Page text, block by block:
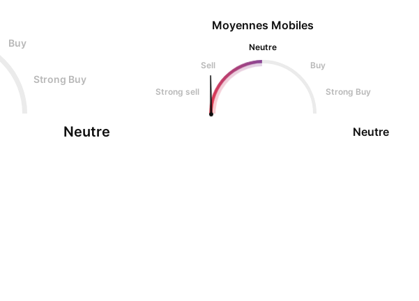
Buy
Strong Buy
Neutre
Moyennes Mobiles
Neutre
Sell
Buy
Strong sell Strong Buy
Neutre